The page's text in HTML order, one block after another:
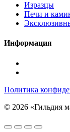
Изразцы
Печи и
Информация
Max
Политика
© 2026 «Гильдия